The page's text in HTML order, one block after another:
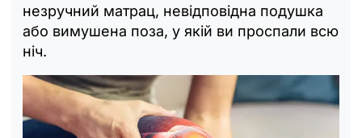
незручний матрац, невідповідна подушка
або вимушена поза, у якій ви проспали всю
ніч.